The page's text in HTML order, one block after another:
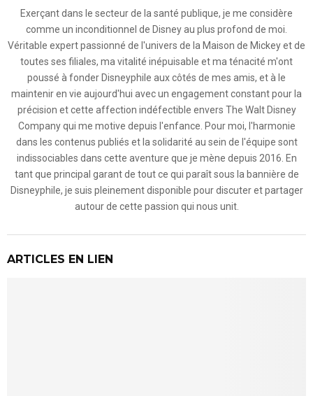
Exerçant dans le secteur de la santé publique, je me considère
comme un inconditionnel de Disney au plus profond de moi.
Véritable expert passionné de l'univers de la Maison de Mickey et de
toutes ses filiales, ma vitalité inépuisable et ma ténacité m'ont
poussé à fonder Disneyphile aux côtés de mes amis, et à le
maintenir en vie aujourd'hui avec un engagement constant pour la
précision et cette affection indéfectible envers The Walt Disney
Company qui me motive depuis l'enfance. Pour moi, l'harmonie
dans les contenus publiés et la solidarité au sein de l'équipe sont
indissociables dans cette aventure que je mène depuis 2016. En
tant que principal garant de tout ce qui paraît sous la bannière de
Disneyphile, je suis pleinement disponible pour discuter et partager
autour de cette passion qui nous unit.
ARTICLES EN LIEN